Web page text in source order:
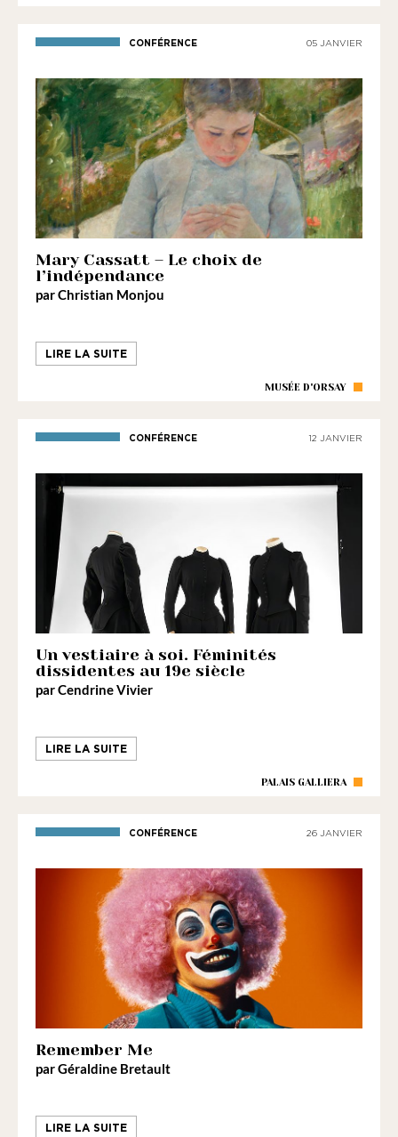
CONFÉRENCE 05 JANVIER
Mary Cassatt – Le choix de
l’indépendance
par Christian Monjou
LIRE LA SUITE
MUSÉE D'ORSAY
CONFÉRENCE 12 JANVIER
Un vestiaire à soi. Féminités
dissidentes au 19e siècle
par Cendrine Vivier
LIRE LA SUITE
PALAIS GALLIERA
CONFÉRENCE 26 JANVIER
Remember Me
par Géraldine Bretault
LIRE LA SUITE